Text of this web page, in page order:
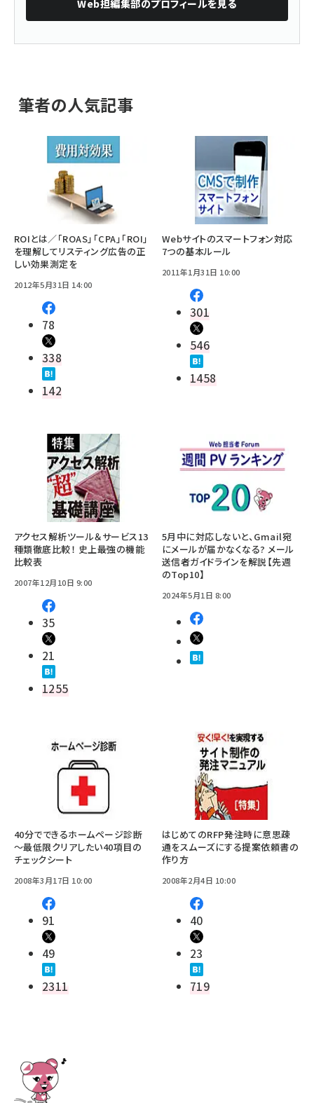
Web担編集部のプロフィールを見る
筆者の人気記事
ROIとは／「ROAS」「CPA」「ROI」
を理解してリスティング広告の正
しい効果測定を
2012年5月31日 14:00
78
338
142
Webサイトのスマートフォン対応
7つの基本ルール
2011年1月31日 10:00
301
546
1458
アクセス解析ツール＆サービス13
種類徹底比較！ 史上最強の機能
比較表
2007年12月10日 9:00
35
21
1255
5月中に対応しないと、Gmail宛
にメールが届かなくなる? メール
送信者ガイドラインを解説【先週
のTop10】
2024年5月1日 8:00
40分でできるホームページ診断
～最低限クリアしたい40項目の
チェックシート
2008年3月17日 10:00
91
49
2311
はじめてのRFP――発注時に意思疎
通をスムーズにする提案依頼書の
作り方
2008年2月4日 10:00
40
23
719